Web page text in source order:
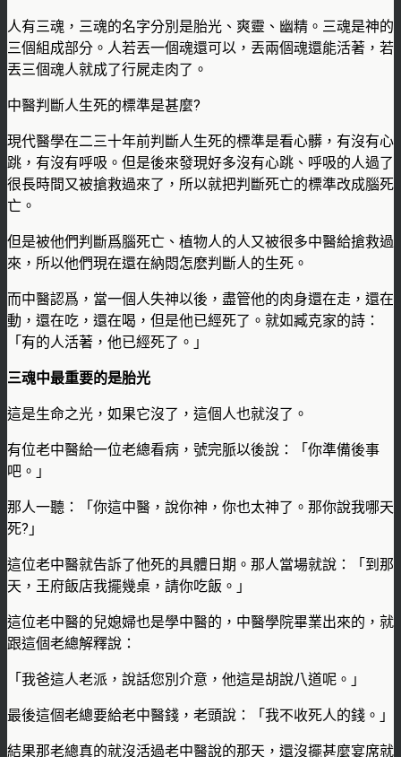
人有三魂，三魂的名字分別是胎光、爽靈、幽精。三魂是神的
三個組成部分。人若丟一個魂還可以，丟兩個魂還能活著，若
丟三個魂人就成了行屍走肉了。
中醫判斷人生死的標準是甚麼?
現代醫學在二三十年前判斷人生死的標準是看心髒，有沒有心
跳，有沒有呼吸。但是後來發現好多沒有心跳、呼吸的人過了
很長時間又被搶救過來了，所以就把判斷死亡的標準改成腦死
亡。
但是被他們判斷爲腦死亡、植物人的人又被很多中醫給搶救過
來，所以他們現在還在納悶怎麽判斷人的生死。
而中醫認爲，當一個人失神以後，盡管他的肉身還在走，還在
動，還在吃，還在喝，但是他已經死了。就如臧克家的詩：
「有的人活著，他已經死了。」
三魂中最重要的是胎光
這是生命之光，如果它沒了，這個人也就沒了。
有位老中醫給一位老總看病，號完脈以後說：「你準備後事
吧。」
那人一聽：「你這中醫，說你神，你也太神了。那你說我哪天
死?」
這位老中醫就告訴了他死的具體日期。那人當場就說：「到那
天，王府飯店我擺幾桌，請你吃飯。」
這位老中醫的兒媳婦也是學中醫的，中醫學院畢業出來的，就
跟這個老總解釋說：
「我爸這人老派，說話您別介意，他這是胡說八道呢。」
最後這個老總要給老中醫錢，老頭說：「我不收死人的錢。」
結果那老總真的就沒活過老中醫說的那天，還沒擺甚麼宴席就